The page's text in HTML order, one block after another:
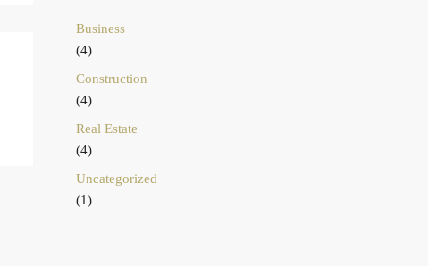
Business
(4)
Construction
(4)
Real Estate
(4)
Uncategorized
(1)